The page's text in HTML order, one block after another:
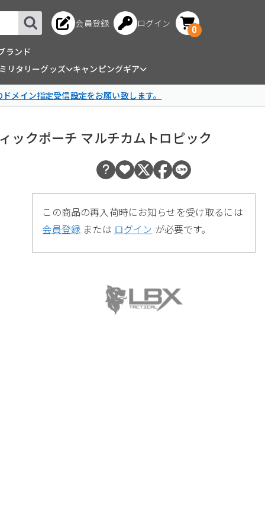
会員登録 ログイン
0
ランド
リタリーグッズ
キャンピングギア
イン指定受信設定をお願い致します。
クポーチ マルチカムトロピック
この商品の再入荷時にお知らせを受け取るには
会員登録 または ログイン が必要です。